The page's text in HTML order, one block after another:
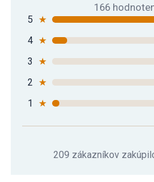
Podložka na jógu
166
5 ★
4 ★
3
★
2 ★
1
★
209 zákazníkov